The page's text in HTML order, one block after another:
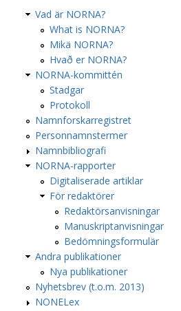
Vad är NORNA?
What is NORNA?
Mikä NORNA?
Hvað er NORNA?
NORNA-kommittén
Stadgar
Protokoll
Namnforskarregistret
Personnamnstermer
Namnbibliografi
NORNA-rapporter
Digitaliserade artiklar
För redaktörer
Redaktörsanvisningar
Manuskriptanvisningar
Bedömningsformulär
Andra publikationer
Nya publikationer
Nyhetsbrev (t.o.m. 2013)
NONELex